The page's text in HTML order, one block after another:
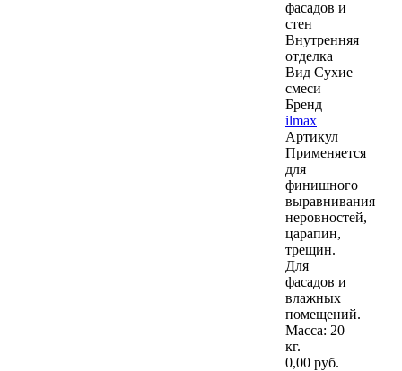
фасадов и
стен
Внутренняя
отделка
Вид Сухие
смеси
Бренд
ilmax
Артикул
Применяется
для
финишного
выравнивания
неровностей,
царапин,
трещин.
Для
фасадов и
влажных
помещений.
Масса: 20
кг.
0,00 руб.